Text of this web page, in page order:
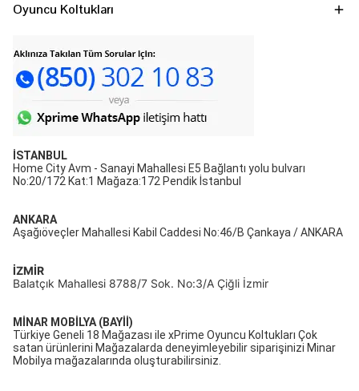
Oyuncu Koltukları
İSTANBUL
Home City Avm - Sanayi Mahallesi E5 Bağlantı yolu bulvarı
No:20/172 Kat:1 Mağaza:172 Pendik İstanbul
ANKARA
Aşağıöveçler Mahallesi Kabil Caddesi No:46/B Çankaya / ANKARA
İZMİR
Balatçık Mahallesi 8788/7 Sok. No:3/A Çiğli İzmir
MİNAR MOBİLYA (BAYİİ)
Türkiye Geneli 18 Mağazası ile xPrime Oyuncu Koltukları Çok
satan ürünlerini Mağazalarda deneyimleyebilir siparişinizi Minar
Mobilya mağazalarında oluşturabilirsiniz.